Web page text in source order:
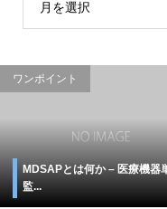
月を選択
ワンポイント
MDSAPとは何か – 医療機器
監...